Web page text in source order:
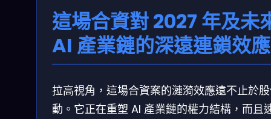
這場合資對 2027 年及未
AI 產業鏈的深遠連鎖效應
拉高視角，這場合資案的漣漪效應遠不止於
動。它正在重塑 AI 產業鏈的權力結構，而且